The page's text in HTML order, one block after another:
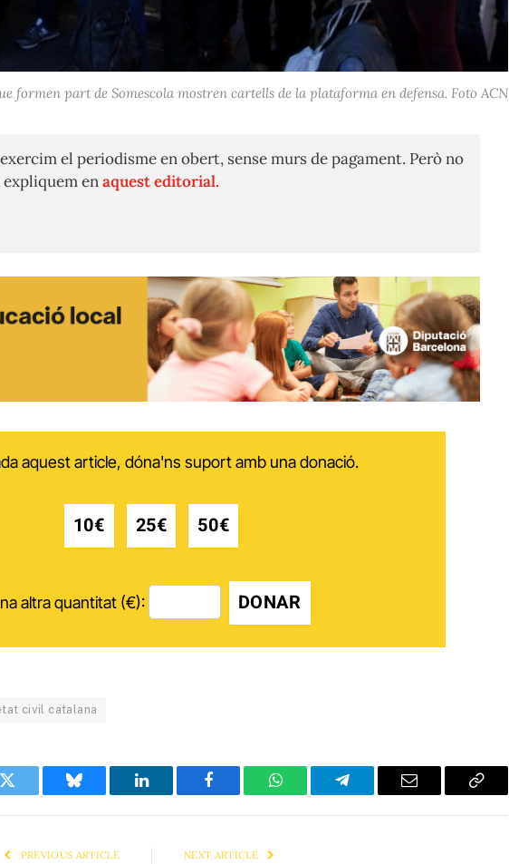
formen part de Somescola mostren cartells de la plataforma en defensa. Foto ACN
el periodisme en obert, sense murs de pagament. Però no
enaquest editorial.
aquest article, dóna'ns suport amb una donació.
10€ 25€ 50€
altra quantitat (€): DONAR
civil catalana
Twitter Bluesky LinkedIn Facebook WhatsAppTelegram Email
Copy
PREVIOUS ARTICLE NEXT ARTICLE